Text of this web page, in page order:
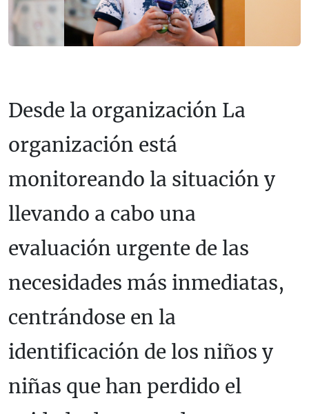
Desde la organización La
organización está
monitoreando la situación y
llevando a cabo una
evaluación urgente de las
necesidades más inmediatas,
centrándose en la
identificación de los niños y
niñas que han perdido el